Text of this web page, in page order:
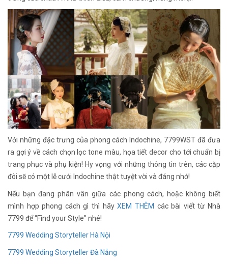
Với những đặc trưng của phong cách Indochine, 7799WST đã đưa
ra gợi ý về cách chọn lọc tone màu, họa tiết decor cho tới chuẩn bị
trang phục và phụ kiện! Hy vọng với những thông tin trên, các cặp
đôi sẽ có một lễ cưới Indochine thật tuyệt vời và đáng nhớ!
Nếu bạn đang phân vân giữa các phong cách, hoặc không biết
mình hợp phong cách gì thì hãyXEM THÊM các bài viết từ Nhà
7799 để “Find your Style” nhé!
7799 Wedding Storyteller Hà Nội
7799 Wedding Storyteller Đà Nẵng